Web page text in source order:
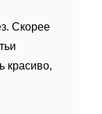
Скорее
красиво,